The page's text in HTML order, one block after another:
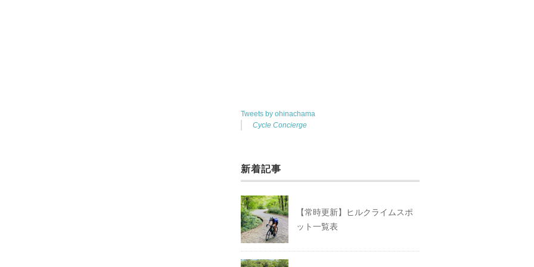
Tweets by ohinachama
Cycle Concierge
新着記事
【常時更新】ヒルクライムスポ
ット一覧表